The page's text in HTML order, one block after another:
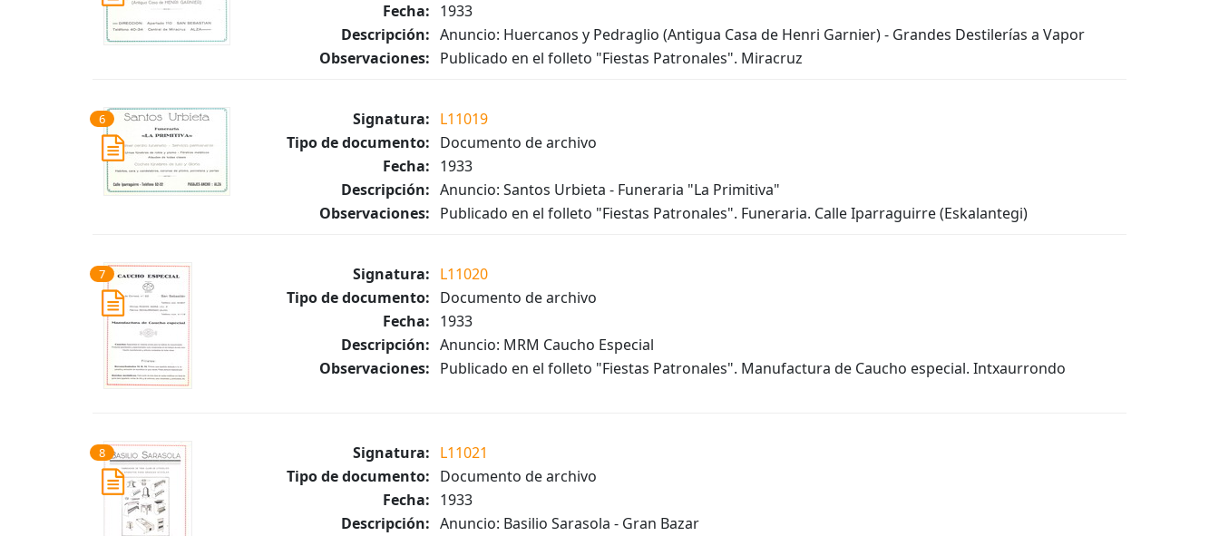
Fecha: 1933
Descripción: Anuncio: Huercanos y Pedraglio (Antigua Casa de Henri Garnier) - Grandes Destilerías a Vapor
Observaciones: Publicado en el folleto "Fiestas Patronales". Miracruz
6 Signatura: L11019
Tipo de documento: Documento de archivo
Fecha: 1933
Descripción: Anuncio: Santos Urbieta - Funeraria "La Primitiva"
Observaciones: Publicado en el folleto "Fiestas Patronales". Funeraria. Calle Iparraguirre (Eskalantegi)
7 Signatura: L11020
Tipo de documento: Documento de archivo
Fecha: 1933
Descripción: Anuncio: MRM Caucho Especial
Observaciones: Publicado en el folleto "Fiestas Patronales". Manufactura de Caucho especial. Intxaurrondo
8 Signatura: L11021
Tipo de documento: Documento de archivo
Fecha: 1933
Descripción: Anuncio: Basilio Sarasola - Gran Bazar